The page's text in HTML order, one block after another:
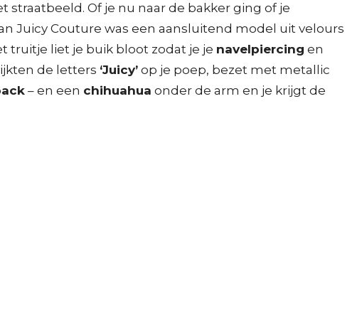
Of je nu naar de bakker ging of je
Juicy Couture was een aansluitend model uit velours
truitje liet je buik bloot zodat je je navelpiercing en
de letters ‘Juicy’ op je poep, bezet met metallic
– en een chihuahua onder de arm en je krijgt de